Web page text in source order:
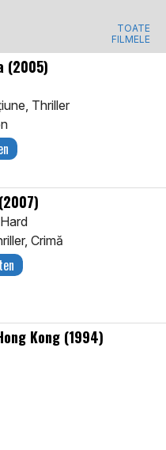
TOATE
FILMELE
(2005)
Thriller
(2007)
Crimă
Kong (1994)